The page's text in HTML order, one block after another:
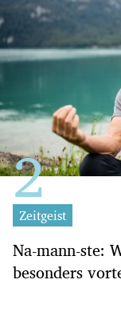
Zeitgeist
Na-mann-ste:
besonders